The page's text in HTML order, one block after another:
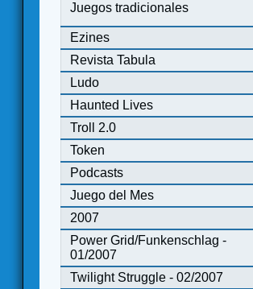
Juegos tradicionales
Ezines
Revista Tabula
Ludo
Haunted Lives
Troll 2.0
Token
Podcasts
Juego del Mes
2007
Power Grid/Funkenschlag -
01/2007
Twilight Struggle - 02/2007